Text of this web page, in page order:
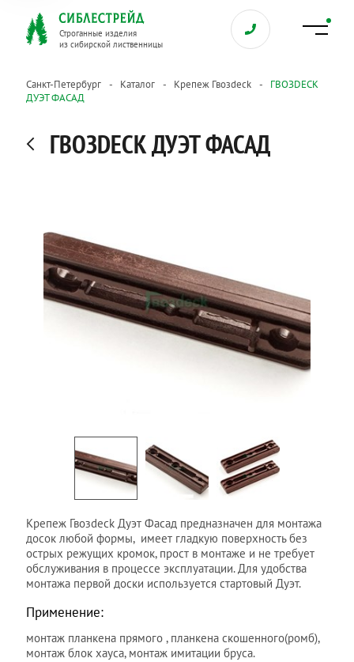
Строганные изделия
из сибирской лиственницы
Санкт-Петербург Каталог Крепеж Гвозdeck
ГВОЗDECK
ДУЭТ ФАСАД
ГВОЗDECK ДУЭТ ФАСАД
Крепеж Гвозdeck Дуэт Фасад предназначен для монтажа
досок любой формы, имеет гладкую поверхность без
острых режущих кромок, прост в монтаже и не требует
обслуживания в процессе эксплуатации. Для удобства
монтажа первой доски используется стартовый Дуэт.
Применение:
монтаж планкена прямого , планкена скошенного(ромб),
монтаж блок хауса, монтаж имитации бруса.